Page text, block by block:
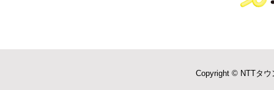
Copyright © NTTタウ